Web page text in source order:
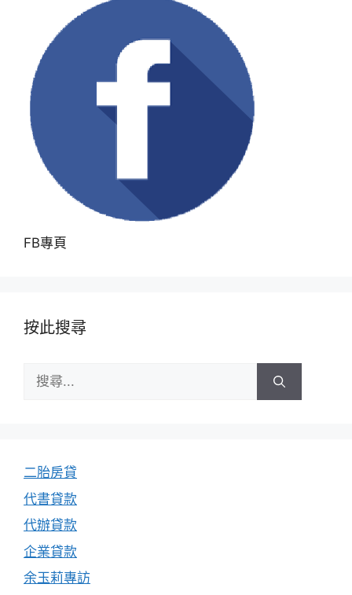
FB專頁
按此搜尋
尋:
二胎房貸
代書貸款
代辦貸款
企業貸款
余玉莉專訪